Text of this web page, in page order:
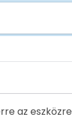
az eszközre